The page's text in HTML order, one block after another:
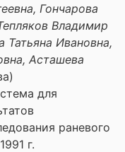
Гончарова
Владимир
Татьяна Ивановна,
Асташева
для
раневого
г.